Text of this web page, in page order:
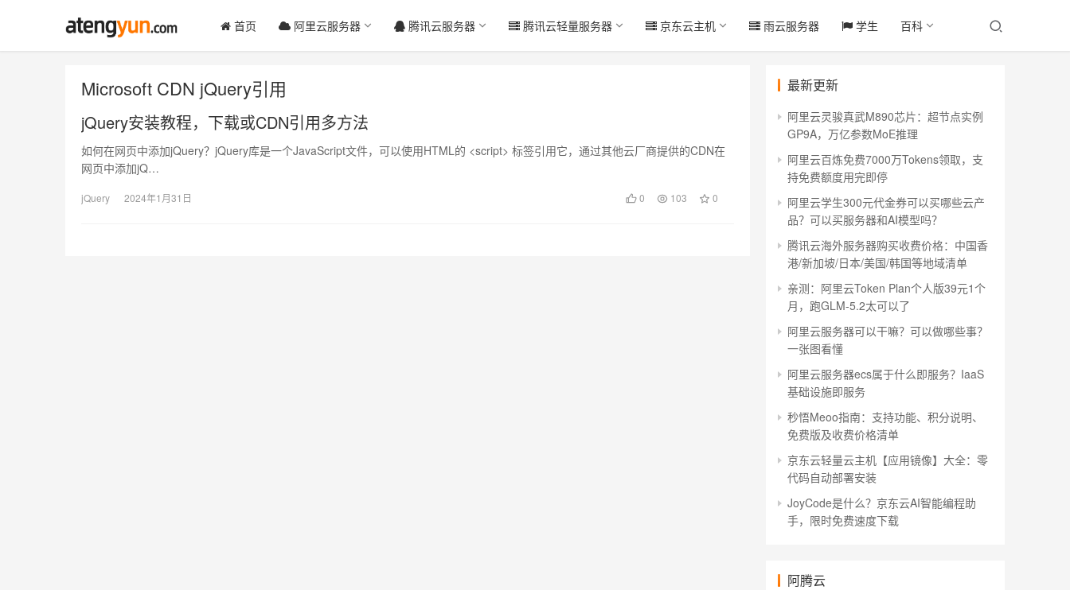
首页 阿里云服务器 腾讯云服务器 腾讯云轻量服务器 京东云主机 雨云服务器 学生 百科
Microsoft CDN jQuery引用
jQuery安装教程，下载或CDN引用多方法
如何在网页中添加jQuery？jQuery库是一个JavaScript文件，可以使用HTML的 <script> 标签引用它，通过其他云厂商提供的CDN在
网页中添加jQ…
jQuery 2024年1月31日 0 103 0
最新更新
阿里云灵骏真武M890芯片：超节点实例
GP9A，万亿参数MoE推理
阿里云百炼免费7000万Tokens领取，支
持免费额度用完即停
阿里云学生300元代金券可以买哪些云产
品？可以买服务器和AI模型吗？
腾讯云海外服务器购买收费价格：中国香
港/新加坡/日本/美国/韩国等地域清单
亲测：阿里云Token Plan个人版39元1个
月，跑GLM-5.2太可以了
阿里云服务器可以干嘛？可以做哪些事？
一张图看懂
阿里云服务器ecs属于什么即服务？IaaS
基础设施即服务
秒悟Meoo指南：支持功能、积分说明、
免费版及收费价格清单
京东云轻量云主机【应用镜像】大全：零
代码自动部署安装
JoyCode是什么？京东云AI智能编程助
手，限时免费速度下载
阿腾云